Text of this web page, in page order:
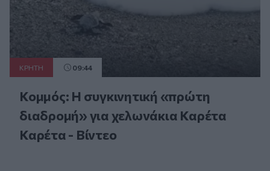
ΚΡΗΤΗ 09:44
Κομμός: Η συγκινητική «πρώτη
διαδρομή» για χελωνάκια Καρέτα
Καρέτα - Βίντεο